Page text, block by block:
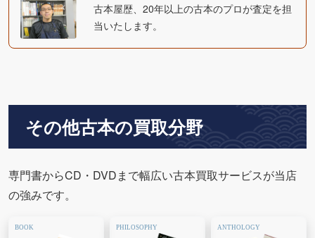
古本屋歴、20年以上の古本のプロが査定を担
当いたします。
その他古本の買取分野
専門書からCD・DVDまで幅広い古本買取サービスが当店
の強みです。